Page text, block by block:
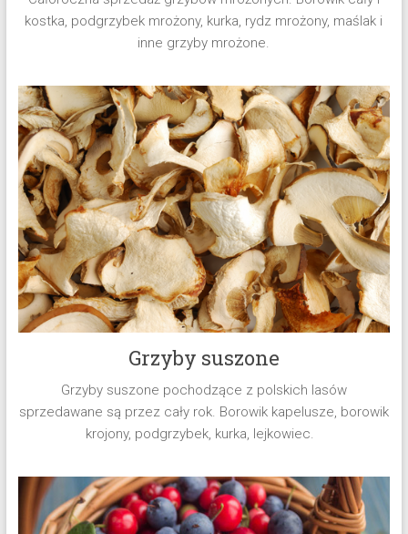
kostka, podgrzybek mrożony, kurka, rydz mrożony, maślak i
inne grzyby mrożone.
Grzyby suszone
Grzyby suszone pochodzące z polskich lasów
sprzedawane są przez cały rok. Borowik kapelusze, borowik
krojony, podgrzybek, kurka, lejkowiec.